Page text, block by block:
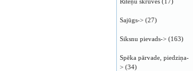
Sajūgs-> (27)
Siksnu pievads-> (163)
Spēka pārvade, piedziņa-
> (34)